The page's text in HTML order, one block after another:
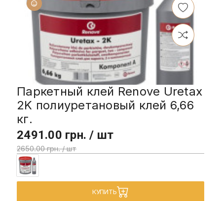
Паркетный клей Renove Uretax
2K полиуретановый клей 6,66
кг.
2491.00 грн. / шт
2650.00 грн. / шт
КУПИТЬ